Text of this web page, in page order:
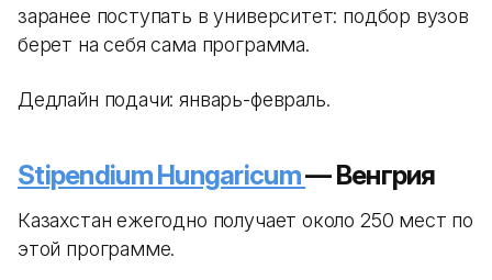
заранее поступать в университет: подбор вузов
берет на себя сама программа.
Дедлайн подачи: январь-февраль.
Stipendium Hungaricum— Венгрия
Казахстан ежегодно получает около 250 мест по
этой программе.